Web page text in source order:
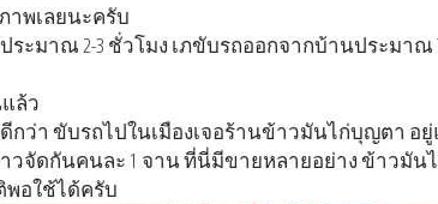
าพเลยนะครับ
ะมาณ 2-3 ชั่วโมง เภขับรถออกจากบ้านประมาณ
ล้ว
ว่า ขับรถไปในเมืองเจอร้านข้าวมันไก่บุญตา อยู่
วจัดกันคนละ 1 จาน ที่นี่มีขายหลายอย่าง ข้าวมัน
อใช้ได้ครับ